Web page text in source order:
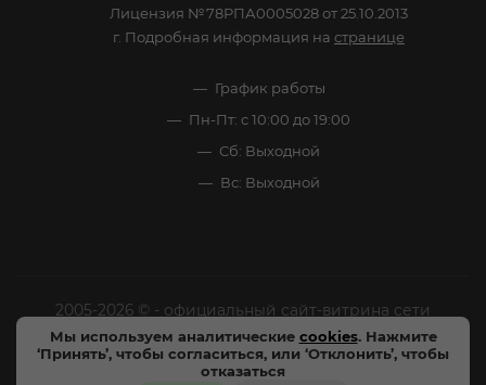
Мы используем аналитические cookies. Нажмите
‘Принять’, чтобы согласиться, или ‘Отклонить’, чтобы
отказаться
Лицензия №78РПА0005028 от 25.10.2013
г. Подробная информация на странице
График работы
Пн-Пт: с 10:00 до 19:00
Сб: Выходной
Вс: Выходной
2005-2026 © - официальный сайт-витрина сети
специализированных напитков "Калейдоскоп Напитков
Мира". Все права защищены.